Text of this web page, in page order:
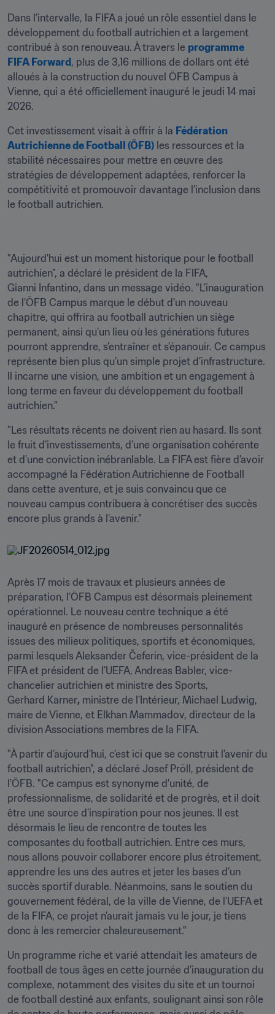
Dans l’intervalle, la FIFA a joué un rôle essentiel dans le
développement du football autrichien et a largement
contribué à son renouveau. À travers le programme
FIFA Forward , plus de 3,16 millions de dollars ont été
alloués à la construction du nouvel ÖFB Campus à
Vienne, qui a été officiellement inauguré le jeudi 14 mai
2026.
Cet investissement visait à offrir à la Fédération
Autrichienne de Football (ÖFB) les ressources et la
stabilité nécessaires pour mettre en œuvre des
stratégies de développement adaptées, renforcer la
compétitivité et promouvoir davantage l’inclusion dans
le football autrichien.
"Aujourd'hui est un moment historique pour le football
autrichien", a déclaré le président de la FIFA,
Gianni Infantino, dans un message vidéo. "L’inauguration
de l’ÖFB Campus marque le début d’un nouveau
chapitre, qui offrira au football autrichien un siège
permanent, ainsi qu’un lieu où les générations futures
pourront apprendre, s’entraîner et s’épanouir. Ce campus
représente bien plus qu’un simple projet d’infrastructure.
Il incarne une vision, une ambition et un engagement à
long terme en faveur du développement du football
autrichien."
"Les résultats récents ne doivent rien au hasard. Ils sont
le fruit d’investissements, d’une organisation cohérente
et d’une conviction inébranlable. La FIFA est fière d’avoir
accompagné la Fédération Autrichienne de Football
dans cette aventure, et je suis convaincu que ce
nouveau campus contribuera à concrétiser des succès
encore plus grands à l’avenir."
Après 17 mois de travaux et plusieurs années de
préparation, l’ÖFB Campus est désormais pleinement
opérationnel. Le nouveau centre technique a été
inauguré en présence de nombreuses personnalités
issues des milieux politiques, sportifs et économiques,
parmi lesquels Aleksander Čeferin, vice-président de la
FIFA et président de l’UEFA, Andreas Babler, vice-
chancelier autrichien et ministre des Sports,
Gerhard Karner, ministre de l’Intérieur, Michael Ludwig,
maire de Vienne, et Elkhan Mammadov, directeur de la
division Associations membres de la FIFA.
"À partir d’aujourd’hui, c’est ici que se construit l’avenir du
football autrichien", a déclaré Josef Pröll, président de
l’ÖFB. "Ce campus est synonyme d’unité, de
professionnalisme, de solidarité et de progrès, et il doit
être une source d’inspiration pour nos jeunes. Il est
désormais le lieu de rencontre de toutes les
composantes du football autrichien. Entre ces murs,
nous allons pouvoir collaborer encore plus étroitement,
apprendre les uns des autres et jeter les bases d’un
succès sportif durable. Néanmoins, sans le soutien du
gouvernement fédéral, de la ville de Vienne, de l’UEFA et
de la FIFA, ce projet n’aurait jamais vu le jour, je tiens
donc à les remercier chaleureusement."
Un programme riche et varié attendait les amateurs de
football de tous âges en cette journée d’inauguration du
complexe, notamment des visites du site et un tournoi
de football destiné aux enfants, soulignant ainsi son rôle